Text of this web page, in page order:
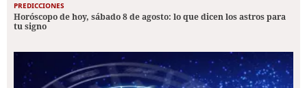
PREDICCIONES
Horóscopo de hoy, sábado 8 de agosto: lo que dicen los astros para
tu signo